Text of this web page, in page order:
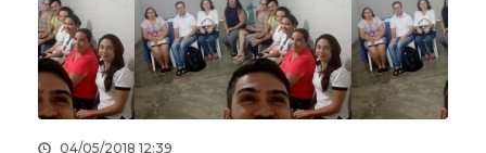
04/05/2018 12:39